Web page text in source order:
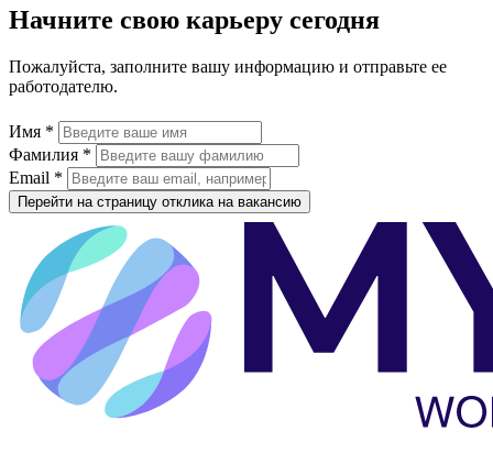
Начните свою карьеру сегодня
Пожалуйста, заполните вашу информацию и отправьте ее
работодателю.
Имя *
Фамилия *
Email *
Перейти на страницу отклика на вакансию